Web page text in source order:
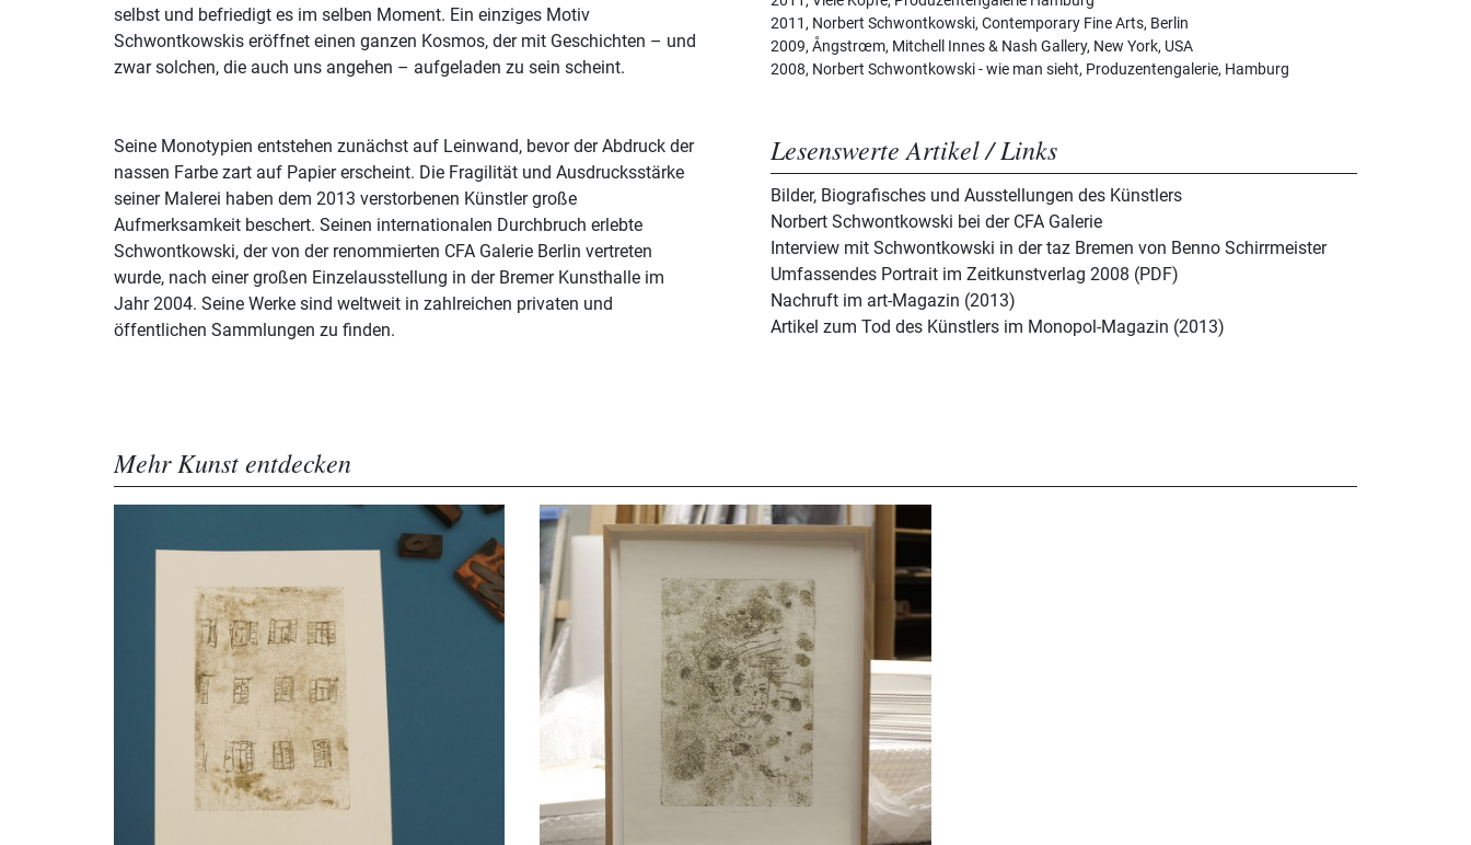
selbst und befriedigt es im selben Moment. Ein einziges Motiv
Schwontkowskis eröffnet einen ganzen Kosmos, der mit Geschichten – und
zwar solchen, die auch uns angehen – aufgeladen zu sein scheint.
Seine Monotypien entstehen zunächst auf Leinwand, bevor der Abdruck der
nassen Farbe zart auf Papier erscheint. Die Fragilität und Ausdrucksstärke
seiner Malerei haben dem 2013 verstorbenen Künstler große
Aufmerksamkeit beschert. Seinen internationalen Durchbruch erlebte
Schwontkowski, der von der renommierten CFA Galerie Berlin vertreten
wurde, nach einer großen Einzelausstellung in der Bremer Kunsthalle im
Jahr 2004. Seine Werke sind weltweit in zahlreichen privaten und
öffentlichen Sammlungen zu finden.
2011, Norbert Schwontkowski, Contemporary Fine Arts, Berlin
2009, Ångstrœm, Mitchell Innes & Nash Gallery, New York, USA
2008, Norbert Schwontkowski - wie man sieht, Produzentengalerie, Hamburg
Lesenswerte Artikel / Links
Bilder, Biografisches und Ausstellungen des Künstlers
Norbert Schwontkowski bei der CFA Galerie
Interview mit Schwontkowski in der taz Bremen von Benno Schirrmeister
Umfassendes Portrait im Zeitkunstverlag 2008 (PDF)
Nachruft im art-Magazin (2013)
Artikel zum Tod des Künstlers im Monopol-Magazin (2013)
Mehr Kunst entdecken